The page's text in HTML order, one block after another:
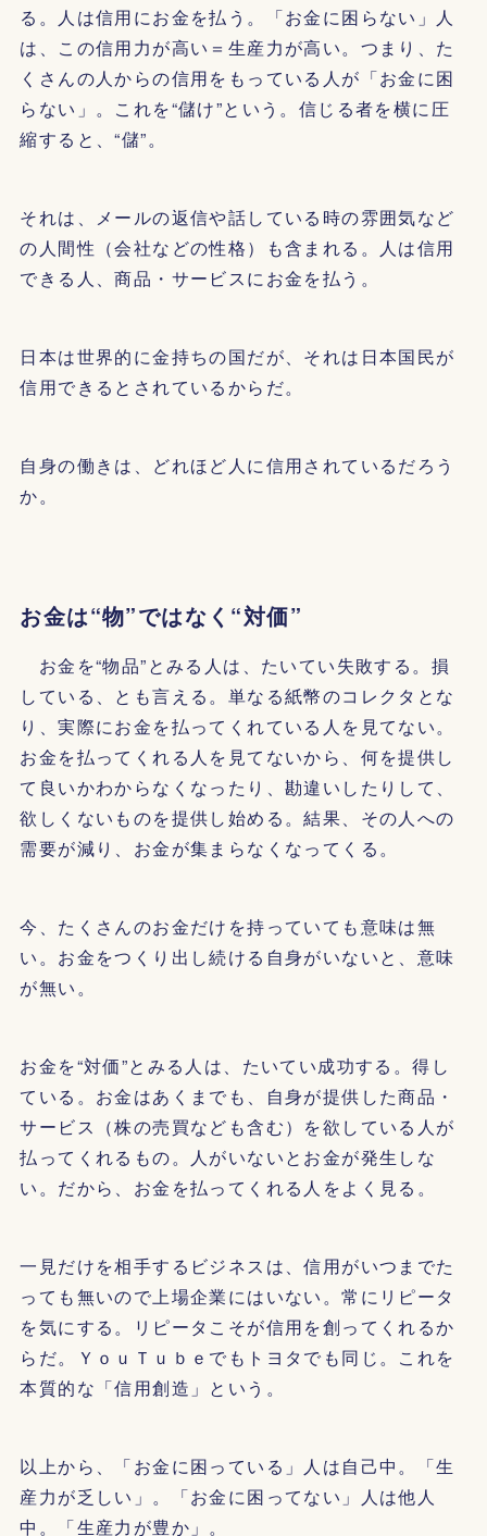
る。人は信用にお金を払う。「お金に困らない」人
は、この信用力が高い＝生産力が高い。つまり、た
くさんの人からの信用をもっている人が「お金に困
らない」。これを“儲け”という。信じる者を横に圧
縮すると、“儲”。
それは、メールの返信や話している時の雰囲気など
の人間性（会社などの性格）も含まれる。人は信用
できる人、商品・サービスにお金を払う。
日本は世界的に金持ちの国だが、それは日本国民が
信用できるとされているからだ。
自身の働きは、どれほど人に信用されているだろう
か。
お金は“物”ではなく“対価”
お金を“物品”とみる人は、たいてい失敗する。損
している、とも言える。単なる紙幣のコレクタとな
り、実際にお金を払ってくれている人を見てない。
お金を払ってくれる人を見てないから、何を提供し
て良いかわからなくなったり、勘違いしたりして、
欲しくないものを提供し始める。結果、その人への
需要が減り、お金が集まらなくなってくる。
今、たくさんのお金だけを持っていても意味は無
い。お金をつくり出し続ける自身がいないと、意味
が無い。
お金を“対価”とみる人は、たいてい成功する。得し
ている。お金はあくまでも、自身が提供した商品・
サービス（株の売買なども含む）を欲している人が
払ってくれるもの。人がいないとお金が発生しな
い。だから、お金を払ってくれる人をよく見る。
一見だけを相手するビジネスは、信用がいつまでた
っても無いので上場企業にはいない。常にリピータ
を気にする。リピータこそが信用を創ってくれるか
らだ。ＹｏｕＴｕｂｅでもトヨタでも同じ。これを
本質的な「信用創造」という。
以上から、「お金に困っている」人は自己中。「生
産力が乏しい」。「お金に困ってない」人は他人
中。「生産力が豊か」。